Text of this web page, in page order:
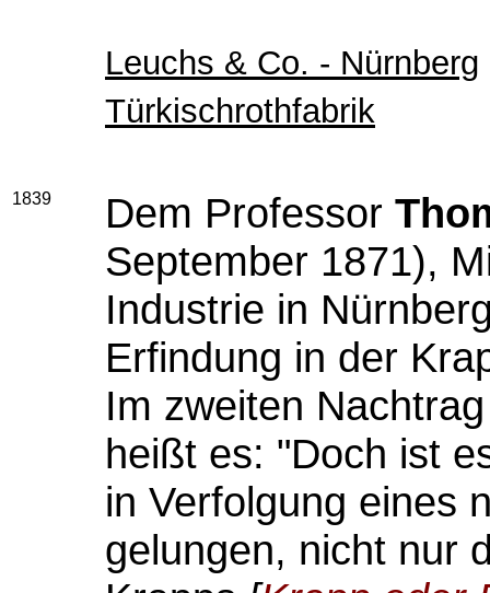
Leuchs & Co. - Nürnberg
Türkischrothfabrik
1839 Dem Professor
September 1871),
Industrie in
Erfindung in der
Im zweiten
heißt es: "Doch ist
in Verfolgung eines
gelungen, nicht nur